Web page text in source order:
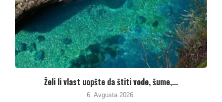
Želi li vlast uopšte da štiti vode, šume,...
6. Avgusta 2026.